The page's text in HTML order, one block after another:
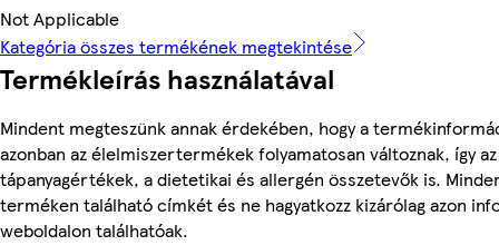
Not Applicable
Kategória összes termékének megtekintése
Termékleírás használatával
Mindent megteszünk annak érdekében, hogy a
azonban az élelmiszertermékek folyamatosan változnak, így
tápanyagértékek, a dietetikai és allergén összetevők is.
terméken található címkét és ne hagyatkozz kizárólag azon
weboldalon találhatóak.